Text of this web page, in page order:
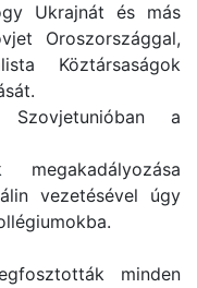
Ukrajnát és más
Oroszországgal,
Köztársaságok
a
vezetésével úgy
minden